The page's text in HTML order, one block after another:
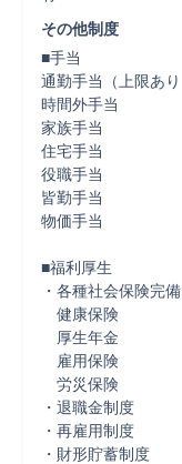
その他制度
■手当
通勤手当（上限あ
時間外手当
家族手当
住宅手当
役職手当
皆勤手当
物価手当
■福利厚生
・各種社会保険完備
健康保険
厚生年金
雇用保険
労災保険
・退職金制度
・再雇用制度
・財形貯蓄制度